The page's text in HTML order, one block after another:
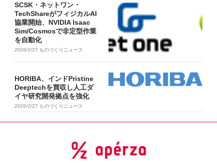
SCSK・ネットワン・
TechShareがフィジカルAI
協業開始、NVIDIA Isaac
Sim/Cosmosで非定型作業
を自動化
2026/2/27 ものづくりニュース
HORIBA、インドPristine
Deeptechを買収し人工ダ
イヤ研究開発拠点を強化
2026/2/27 ものづくりニュース